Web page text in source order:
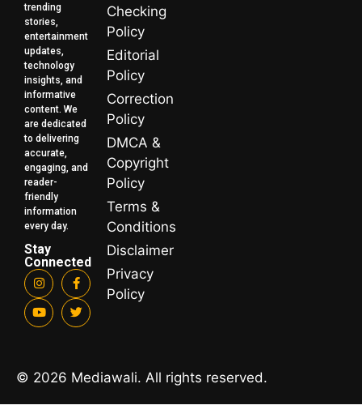
trending
stories,
entertainment
updates,
technology
insights, and
informative
content. We
are dedicated
to delivering
accurate,
engaging, and
reader-
friendly
information
every day.
Stay
Connected
Checking
Policy
Editorial
Policy
Correction
Policy
DMCA &
Copyright
Policy
Terms &
Conditions
Disclaimer
Privacy
Policy
© 2026 Mediawali. All rights reserved.